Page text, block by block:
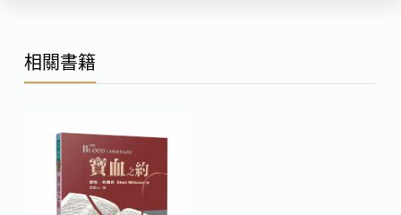
相關書籍